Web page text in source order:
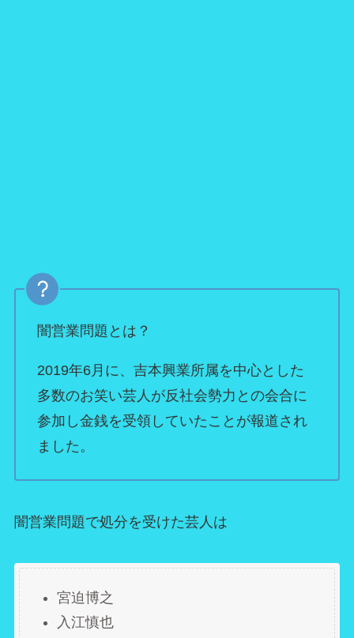
闇営業問題とは？
2019年6月に、吉本興業所属を中心とした
多数のお笑い芸人が反社会勢力との会合に
参加し金銭を受領していたことが報道され
ました。
闇営業問題で処分を受けた芸人は
宮迫博之
入江慎也